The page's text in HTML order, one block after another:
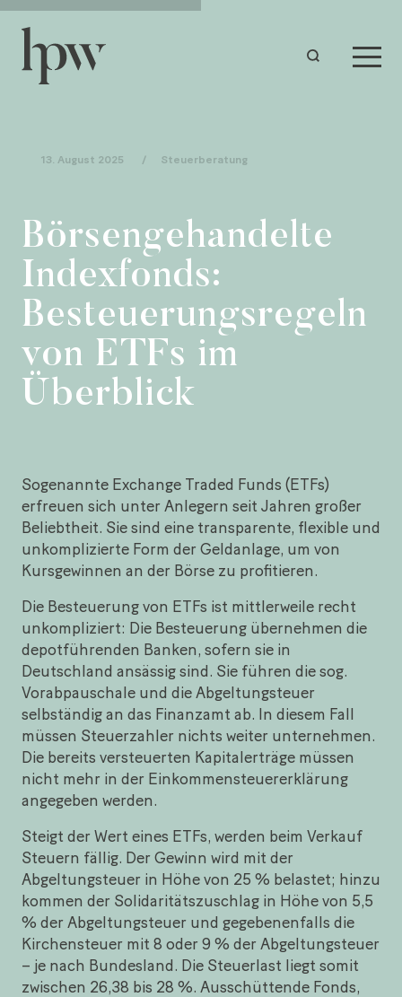
13. August 2025 / Steuerberatung
Börsengehandelte
Indexfonds:
Besteuerungsregeln
von ETFs im
Überblick
Sogenannte Exchange Traded Funds (ETFs)
erfreuen sich unter Anlegern seit Jahren großer
Beliebtheit. Sie sind eine transparente, flexible und
unkomplizierte Form der Geldanlage, um von
Kursgewinnen an der Börse zu profitieren.
Die Besteuerung von ETFs ist mittlerweile recht
unkompliziert: Die Besteuerung übernehmen die
depotführenden Banken, sofern sie in
Deutschland ansässig sind. Sie führen die sog.
Vorabpauschale und die Abgeltungsteuer
selbständig an das Finanzamt ab. In diesem Fall
müssen Steuerzahler nichts weiter unternehmen.
Die bereits versteuerten Kapitalerträge müssen
nicht mehr in der Einkommensteuererklärung
angegeben werden.
Steigt der Wert eines ETFs, werden beim Verkauf
Steuern fällig. Der Gewinn wird mit der
Abgeltungsteuer in Höhe von 25 % belastet; hinzu
kommen der Solidaritätszuschlag in Höhe von 5,5
% der Abgeltungsteuer und gegebenenfalls die
Kirchensteuer mit 8 oder 9 % der Abgeltungsteuer
– je nach Bundesland. Die Steuerlast liegt somit
zwischen 26,38 bis 28 %. Ausschüttende Fonds,